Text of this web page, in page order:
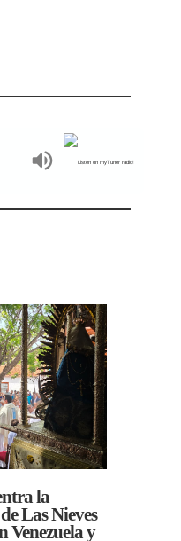
la
Las Nieves
Venezuela y